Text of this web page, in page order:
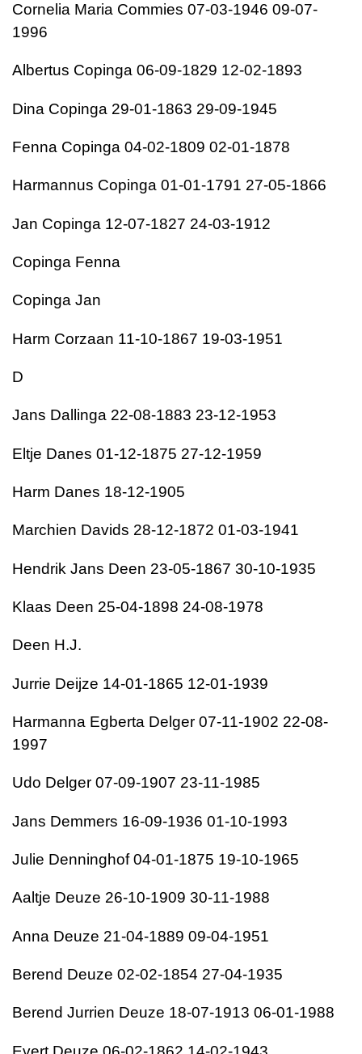
Cornelia Maria Commies 07-03-1946 09-07-
1996
Albertus Copinga 06-09-1829 12-02-1893
Dina Copinga 29-01-1863 29-09-1945
Fenna Copinga 04-02-1809 02-01-1878
Harmannus Copinga 01-01-1791 27-05-1866
Jan Copinga 12-07-1827 24-03-1912
Copinga Fenna
Copinga Jan
Harm Corzaan 11-10-1867 19-03-1951
D
Jans Dallinga 22-08-1883 23-12-1953
Eltje Danes 01-12-1875 27-12-1959
Harm Danes 18-12-1905
Marchien Davids 28-12-1872 01-03-1941
Hendrik Jans Deen 23-05-1867 30-10-1935
Klaas Deen 25-04-1898 24-08-1978
Deen H.J.
Jurrie Deijze 14-01-1865 12-01-1939
Harmanna Egberta Delger 07-11-1902 22-08-
1997
Udo Delger 07-09-1907 23-11-1985
Jans Demmers 16-09-1936 01-10-1993
Julie Denninghof 04-01-1875 19-10-1965
Aaltje Deuze 26-10-1909 30-11-1988
Anna Deuze 21-04-1889 09-04-1951
Berend Deuze 02-02-1854 27-04-1935
Berend Jurrien Deuze 18-07-1913 06-01-1988